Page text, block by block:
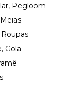
Pegloom
Gola